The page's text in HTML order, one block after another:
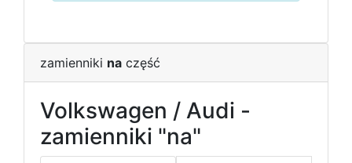
zamienniki na część
Volkswagen / Audi -
zamienniki "na"